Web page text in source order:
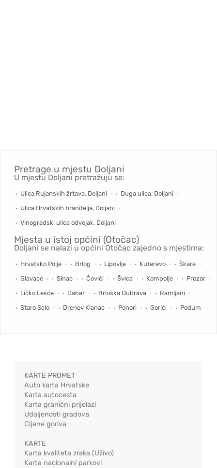
Pretrage u mjestu Doljani
U mjestu Doljani pretražuju se:
Ulica Rujanskih žrtava, Doljani
Duga ulica, Doljani
Ulica Hrvatskih branitelja, Doljani
Vinogradski ulica odvojak, Doljani
Mjesta u istoj općini (Otočac)
Doljani se nalazi u općini Otočac zajedno s mjestima:
Hrvatsko Polje Brlog Lipovlje Kuterevo
Škare
Glavace
Sinac Čovići Švica Kompolje
Prozor
Ličko Lešće
Dabar Brloška Dubrava
Ramljani
Staro Selo
Drenov Klanac Ponori Gorići Podum
KARTE PROMET
Auto karta Hrvatske
Karta autocesta
Karta granični prijelazi
Udaljenosti gradova
Cijene goriva
KARTE
Karta kvaliteta zraka (Uživo)
Karta nacionalni parkovi